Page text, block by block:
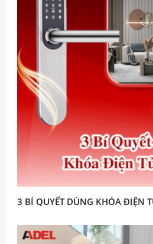
3 BÍ QUYẾT DÙNG KHÓA ĐIỆN